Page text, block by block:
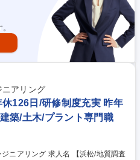
アリング
休126日/研修制度充実 昨年
築/土木/プラント専門職
名 【浜松/地質調査